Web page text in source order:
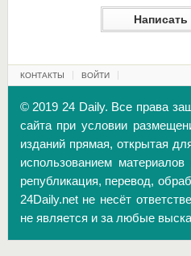
КОНТАКТЫ ВОЙТИ
© 2019 24 Daily. Все права
сайта при условии
изданий прямая, открытая
использованием
републикация, перевод,
24Daily.net не несёт
не является и за любые